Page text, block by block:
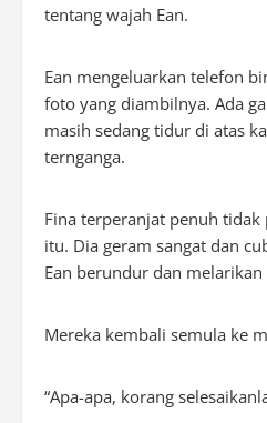
tentang wajah Ean.
Ean mengeluarkan telefon
foto yang diambilnya. Ada
masih sedang tidur di atas
ternganga.
Fina terperanjat penuh tidak
itu. Dia geram sangat dan
Ean berundur dan
Mereka kembali semula ke
“Apa-apa, korang